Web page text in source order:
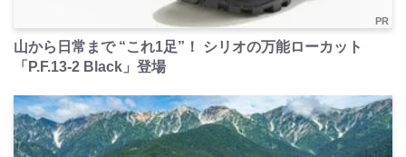
PR
山から日常まで “これ1足”！ シリオの万能ローカット
「P.F.13-2 Black」登場